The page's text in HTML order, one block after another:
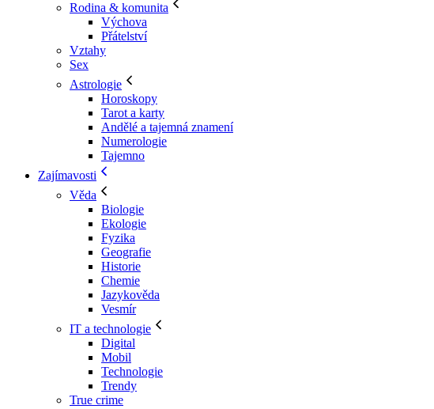
Rodina & komunita
Výchova
Přátelství
Vztahy
Sex
Astrologie
Horoskopy
Tarot a karty
Andělé a tajemná znamení
Numerologie
Tajemno
Zajímavosti
Věda
Biologie
Ekologie
Fyzika
Geografie
Historie
Chemie
Jazykověda
Vesmír
IT a technologie
Digital
Mobil
Technologie
Trendy
True crime